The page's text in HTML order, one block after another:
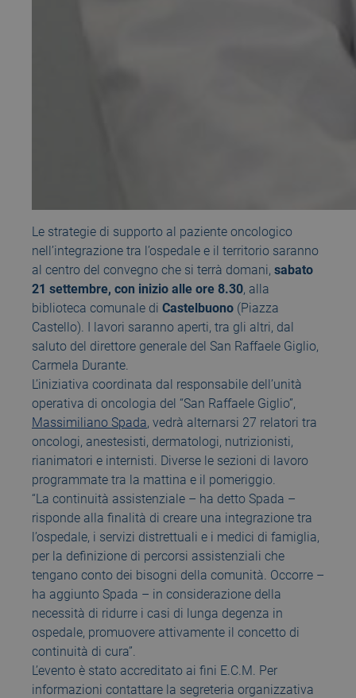
Le strategie di supporto al paziente oncologico
nell’integrazione tra l’ospedale e il territorio saranno
al centro del convegno che si terrà domani, sabato
21 settembre, con inizio alle ore 8.30, alla
biblioteca comunale di Castelbuono (Piazza
Castello). I lavori saranno aperti, tra gli altri, dal
saluto del direttore generale del San Raffaele Giglio,
Carmela Durante.
L’iniziativa coordinata dal responsabile dell’unità
operativa di oncologia del “San Raffaele Giglio”,
Massimiliano Spada, vedrà alternarsi 27 relatori tra
oncologi, anestesisti, dermatologi, nutrizionisti,
rianimatori e internisti. Diverse le sezioni di lavoro
programmate tra la mattina e il pomeriggio.
“La continuità assistenziale – ha detto Spada –
risponde alla finalità di creare una integrazione tra
l’ospedale, i servizi distrettuali e i medici di famiglia,
per la definizione di percorsi assistenziali che
tengano conto dei bisogni della comunità. Occorre –
ha aggiunto Spada – in considerazione della
necessità di ridurre i casi di lunga degenza in
ospedale, promuovere attivamente il concetto di
continuità di cura”.
L’evento è stato accreditato ai fini E.C.M. Per
informazioni contattare la segreteria organizzativa